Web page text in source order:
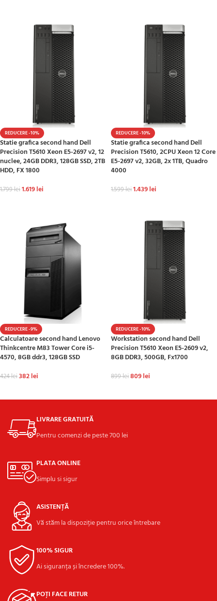
REDUCERE -10%
Statie grafica second hand Dell
Precision T5610 Xeon E5-2697 v2, 12
nuclee, 24GB DDR3, 128GB SSD, 2TB
HDD, FX 1800
1.799lei1.619lei
REDUCERE -10%
Statie grafica second hand Dell
Precision T5610, 2CPU Xeon 12 Core
E5-2697 v2, 32GB, 2x 1TB, Quadro
4000
1.599lei1.439lei
REDUCERE -9%
Calculatoare second hand Lenovo
Thinkcentre M83 Tower Core i5-
4570, 8GB ddr3, 128GB SSD
424lei382lei
REDUCERE -10%
Workstation second hand Dell
Precision T5610 Xeon E5-2609 v2,
8GB DDR3, 500GB, Fx1700
899lei809lei
LIVRARE GRATUITĂ
Pentru comenzi de peste 700 lei
PLATA ONLINE
Simplu si sigur
ASISTENȚĂ
Vă stăm la dispoziție pentru orice întrebare
100% SIGUR
Ai siguranța și încredere 100%.
POȚI FACE RETUR